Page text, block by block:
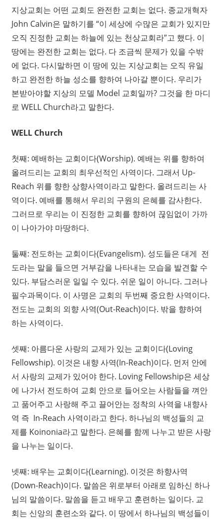
지상교회는 어떤 교회도 완전한 교회는 없다. 종교개혁자
John Calvin은 말하기를 “이 세상에 수많은 교회가 있지만
오직 진정한 교회는 하늘에 있는 천상교회라”고 했다. 이
땅에는 완전한 교회는 없다. 다 조금씩 문제가 있을 수밖
에 없다. 다시말하면 이 땅에 있는 지상교회는 오직 유일
하고 완전한 하늘 성소를 향하여 나아갈 뿐이다. 우리가
본받아야할 지상의 모델 Model 교회일까? 그것을 한 마디
로 WELL Church라고 말한다.
WELL Church
첫째: 예배하는 교회이다(Worship). 예배는 위를 향하여
올려드리는 교회의 최우선적인 사역이다. 그래서 Up-
Reach 위를 향한 상향사역이라고 말한다. 올려드리는 사
역이다. 예배를 통해서 우리의 구원의 은혜를 감사한다.
그러므로 우리는 이 진정한 교회를 향하여 끊임없이 가까
이 나아가야 마땅하다.
둘째: 전도하는 교회이다(Evangelism). 성도들은 대게 전
도라는 말을 들으면 거부감을 나타내는 모습을 발견할 수
있다. 부담스러운 일일 수 있다. 쉬운 일이 아니다. 그러나
필수과목이다. 이 사명은 교회의 두번째 중요한 사역이다.
전도는 교회의 외향 사역(Out-Reach)이다. 밖을 향하여
하는 사역이다.
셋째: 아름다운 사랑의 교제가 있는 교회이다(Loving
Fellowship). 이것은 내향 사역(In-Reach)이다. 먼저 안에
서 사랑의 교제가 있어야 한다. Loving Fellowship은 세상
에 나가서 전도하여 교회 안으로 들어오는 사람들을 껴안
고 품어주고 사랑해 주고 끌어안는 정착의 사역을 내향사
역 즉 In-Reach 사역이라고 한다. 하나님의 백성들의 교
제를 Koinonia라고 말한다. 은혜를 함께 나누고 받은 사랑
을 나누는 일이다.
넷째: 배우는 교회이다(Learning). 이것은 하향사역
(Down-Reach)이다. 말씀은 위로부터 아래로 임하신 하나
님의 말씀이다. 말씀을 듣고 배우고 훈련하는 일이다. 교
회는 신앙의 훈련소와 같다. 이 땅에서 하나님의 백성들이